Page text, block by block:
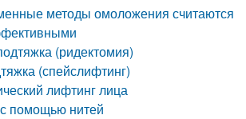
методы омоложения считаются
(ридектомия)
(спейслифтинг)
лифтинг лица
помощью нитей